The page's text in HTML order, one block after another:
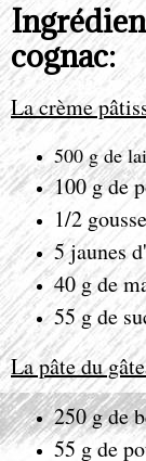
cognac:
La crème
500 g de
100 g de
1/2
5 jaunes d'
40 g de
55 g de
La pâte du
250 g de
55 g de